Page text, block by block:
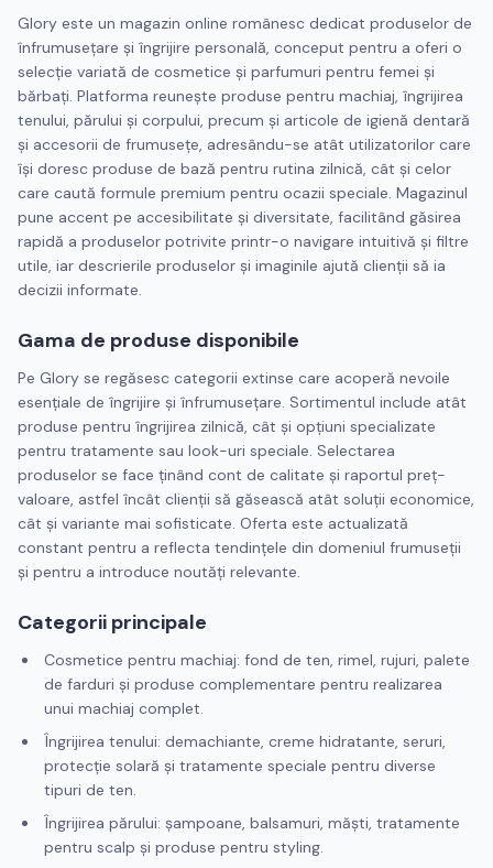
Glory este un magazin online românesc dedicat produselor de
înfrumusețare și îngrijire personală, conceput pentru a oferi o
selecție variată de cosmetice și parfumuri pentru femei și
bărbați. Platforma reunește produse pentru machiaj, îngrijirea
tenului, părului și corpului, precum și articole de igienă dentară
și accesorii de frumusețe, adresându-se atât utilizatorilor care
își doresc produse de bază pentru rutina zilnică, cât și celor
care caută formule premium pentru ocazii speciale. Magazinul
pune accent pe accesibilitate și diversitate, facilitând găsirea
rapidă a produselor potrivite printr-o navigare intuitivă și filtre
utile, iar descrierile produselor și imaginile ajută clienții să ia
decizii informate.
Gama de produse disponibile
Pe Glory se regăsesc categorii extinse care acoperă nevoile
esențiale de îngrijire și înfrumusețare. Sortimentul include atât
produse pentru îngrijirea zilnică, cât și opțiuni specializate
pentru tratamente sau look-uri speciale. Selectarea
produselor se face ținând cont de calitate și raportul preț-
valoare, astfel încât clienții să găsească atât soluții economice,
cât și variante mai sofisticate. Oferta este actualizată
constant pentru a reflecta tendințele din domeniul frumuseții
și pentru a introduce noutăți relevante.
Categorii principale
Cosmetice pentru machiaj: fond de ten, rimel, rujuri, palete
de farduri și produse complementare pentru realizarea
unui machiaj complet.
Îngrijirea tenului: demachiante, creme hidratante, seruri,
protecție solară și tratamente speciale pentru diverse
tipuri de ten.
Îngrijirea părului: șampoane, balsamuri, măști, tratamente
pentru scalp și produse pentru styling.